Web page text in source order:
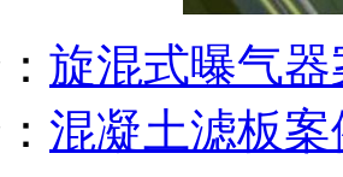
旋混式曝气
混凝土滤板